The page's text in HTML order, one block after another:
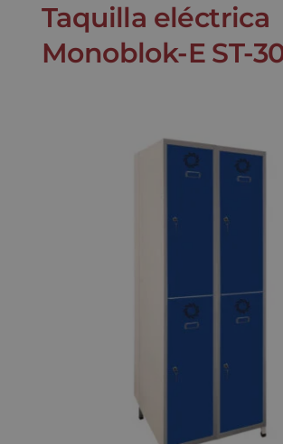
Taquilla eléctrica
Monoblok-E ST-